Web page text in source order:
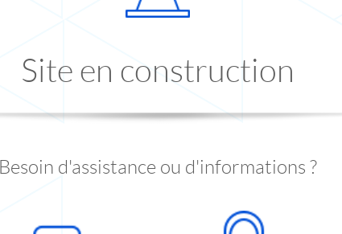
Site en construction
Besoin d'assistance ou d'informations ?